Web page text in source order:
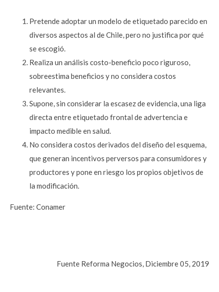
Pretende adoptar un modelo de etiquetado parecido en
diversos aspectos al de Chile, pero no justifica por qué
se escogió.
Realiza un análisis costo-beneficio poco riguroso,
sobreestima beneficios y no considera costos
relevantes.
Supone, sin considerar la escasez de evidencia, una liga
directa entre etiquetado frontal de advertencia e
impacto medible en salud.
No considera costos derivados del diseño del esquema,
que generan incentivos perversos para consumidores y
productores y pone en riesgo los propios objetivos de
la modificación.
Fuente: Conamer
Fuente Reforma Negocios, Diciembre 05, 2019